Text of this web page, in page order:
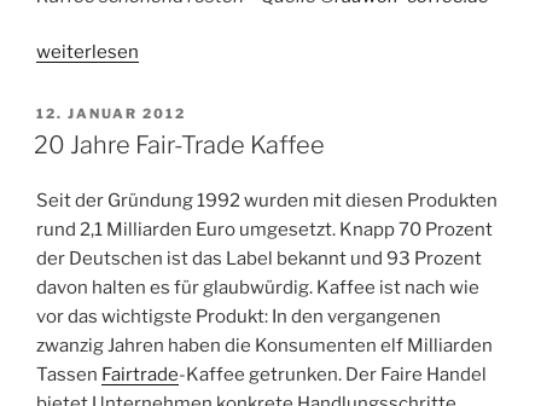
„Tipps
nachhaltigen
Kaffeegenuss“
weiterlesen
VERÖFFENTLICHT
AM
12. JANUAR 2012
20 Jahre Fair-Trade Kaffee
Seit der Gründung 1992 wurden mit diesen Produkten
rund 2,1 Milliarden Euro umgesetzt. Knapp 70 Prozent
der Deutschen ist das Label bekannt und 93 Prozent
davon halten es für glaubwürdig. Kaffee ist nach wie
vor das wichtigste Produkt: In den vergangenen
zwanzig Jahren haben die Konsumenten elf Milliarden
Tassen Fairtrade-Kaffee getrunken. Der Faire Handel